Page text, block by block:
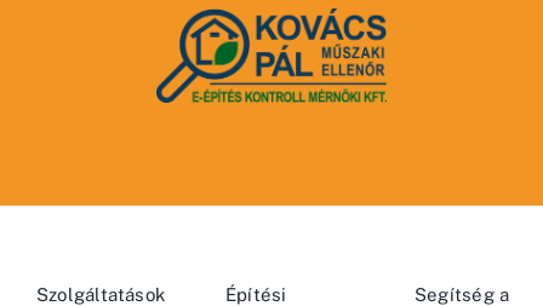
Szolgáltatások
Építési
Segítség a